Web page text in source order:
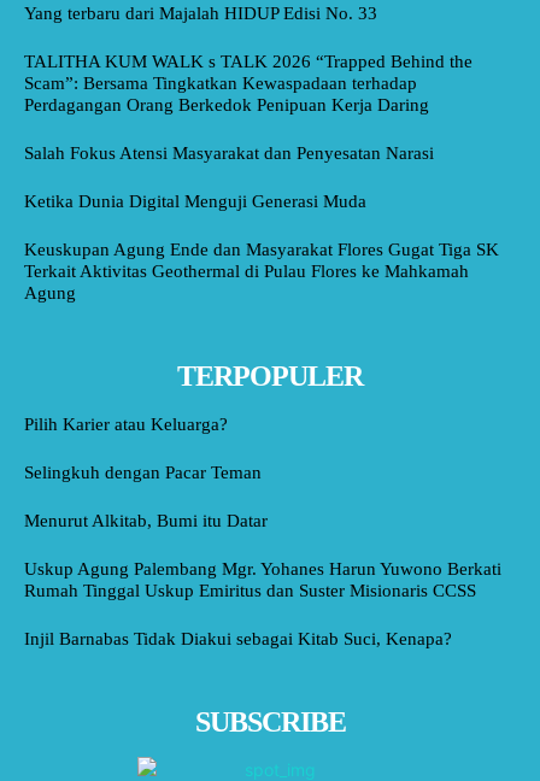
Yang terbaru dari Majalah HIDUP Edisi No. 33
TALITHA KUM WALK s TALK 2026 “Trapped Behind the
Scam”: Bersama Tingkatkan Kewaspadaan terhadap
Perdagangan Orang Berkedok Penipuan Kerja Daring
Salah Fokus Atensi Masyarakat dan Penyesatan Narasi
Ketika Dunia Digital Menguji Generasi Muda
Keuskupan Agung Ende dan Masyarakat Flores Gugat Tiga SK
Terkait Aktivitas Geothermal di Pulau Flores ke Mahkamah
Agung
TERPOPULER
Pilih Karier atau Keluarga?
Selingkuh dengan Pacar Teman
Menurut Alkitab, Bumi itu Datar
Uskup Agung Palembang Mgr. Yohanes Harun Yuwono Berkati
Rumah Tinggal Uskup Emiritus dan Suster Misionaris CCSS
Injil Barnabas Tidak Diakui sebagai Kitab Suci, Kenapa?
SUBSCRIBE